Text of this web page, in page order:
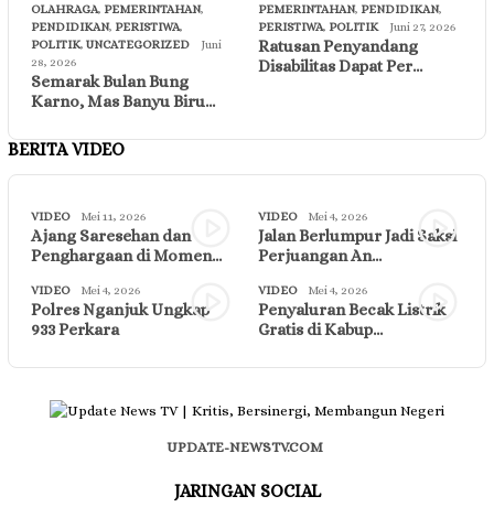
OLAHRAGA, PEMERINTAHAN,
PENDIDIKAN, PERISTIWA,
POLITIK, UNCATEGORIZED
Juni
28, 2026
Semarak Bulan Bung
Karno, Mas Banyu Biru…
PEMERINTAHAN, PENDIDIKAN,
PERISTIWA, POLITIK Juni 27, 2026
Ratusan Penyandang
Disabilitas Dapat Per…
BERITA VIDEO
VIDEO Mei 11, 2026
Ajang Saresehan dan
Penghargaan di Momen…
VIDEO Mei 4, 2026
Jalan Berlumpur Jadi Saksi
Perjuangan An…
VIDEO Mei 4, 2026
Polres Nganjuk Ungkap
933 Perkara
VIDEO Mei 4, 2026
Penyaluran Becak Listrik
Gratis di Kabup…
UPDATE-NEWSTV.COM
JARINGAN SOCIAL